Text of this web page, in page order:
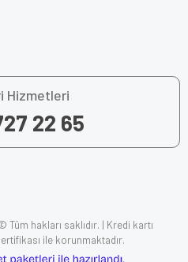
Hizmetleri
22 65
hakları saklıdır. | Kredi kartı
ile korunmaktadır.
e-